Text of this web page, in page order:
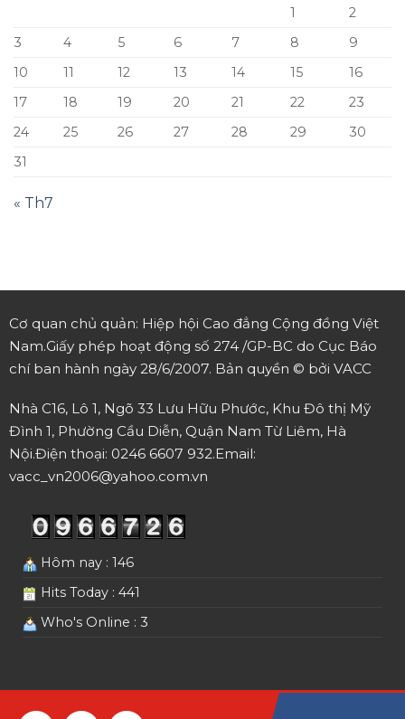
1
2
3
4 5 6 7 8
9
10
11 12 13 14 15
16
17
18 19 20 21 22
23
24
25 26 27 28 29
30
31
« Th7
Cơ quan chủ quản: Hiệp hội Cao đẳng Cộng đồng Việt
Nam.Giấy phép hoạt động số 274 /GP-BC do Cục Báo
chí ban hành ngày 28/6/2007. Bản quyền © bởi VACC
Nhà C16, Lô 1, Ngõ 33 Lưu Hữu Phước, Khu Đô thị Mỹ
Đình 1, Phường Cầu Diễn, Quận Nam Từ Liêm, Hà
Nội.Điện thoại: 0246 6607 932.Email:
vacc_vn2006@yahoo.com.vn
Hôm nay : 146
Hits Today : 441
Who's Online : 3